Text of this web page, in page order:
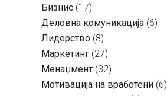
Бизнис (17)
Деловна комуникација (6)
Лидерство (8)
Маркетинг (27)
Менаџмент (32)
Мотивација на вработени (6)